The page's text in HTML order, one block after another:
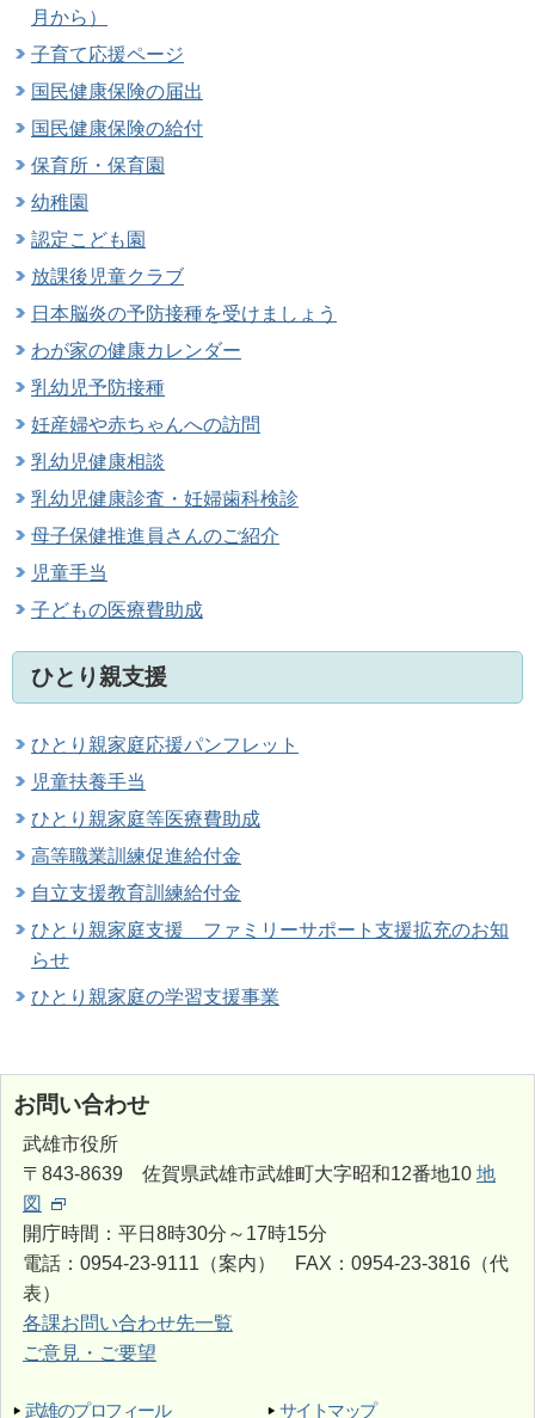
月から）
子育て応援ページ
国民健康保険の届出
国民健康保険の給付
保育所・保育園
幼稚園
認定こども園
放課後児童クラブ
日本脳炎の予防接種を受けましょう
わが家の健康カレンダー
乳幼児予防接種
妊産婦や赤ちゃんへの訪問
乳幼児健康相談
乳幼児健康診査・妊婦歯科検診
母子保健推進員さんのご紹介
児童手当
子どもの医療費助成
ひとり親支援
ひとり親家庭応援パンフレット
児童扶養手当
ひとり親家庭等医療費助成
高等職業訓練促進給付金
自立支援教育訓練給付金
ひとり親家庭支援 ファミリーサポート支援拡充のお知
らせ
ひとり親家庭の学習支援事業
お問い合わせ
武雄市役所
〒843-8639 佐賀県武雄市武雄町大字昭和12番地10 地
図
開庁時間：平日8時30分～17時15分
電話：0954-23-9111（案内） FAX：0954-23-3816（代
表）
各課お問い合わせ先一覧
ご意見・ご要望
武雄のプロフィール サイトマップ